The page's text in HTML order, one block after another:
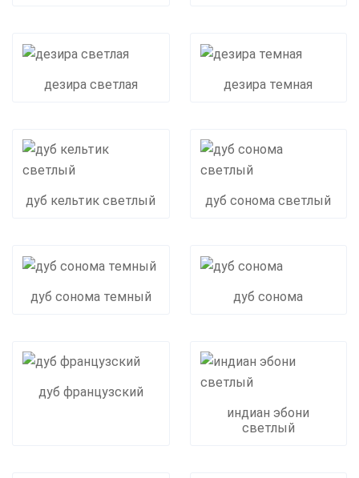
дезира светлая дезира темная
дуб кельтик светлый дуб сонома светлый
дуб сонома темный дуб сонома
дуб французский
индиан эбони
светлый